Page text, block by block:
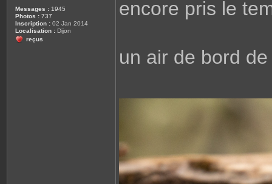
Messages : 1945
Photos : 737
Inscription : 02 Jan 2014
Localisation : Dijon
reçus
encore pris le
un air de bord